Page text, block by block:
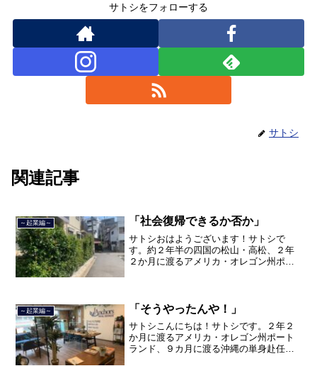
サトシをフォローする
サトシ
関連記事
～起業編～ 「社会復帰できるか否か」
サトシおはようございます！サトシで
す。約２年半の四国の松山・高松、２年
２か月に渡るアメリカ・オレゴン州ポー
した。２０２１年３月９日よ...
～起業編～ 「そうやったんや！」
サトシこんにちは！サトシです。２年２
か月に渡るアメリカ・オレゴン州ポート
ランド、９カ月に渡る沖縄の単身赴任の